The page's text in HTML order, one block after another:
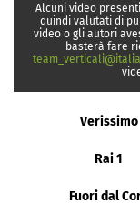
Alcuni video
quindi valutati di
video o gli autori
basterà fare
Verissimo
Rai 1
Fuori dal